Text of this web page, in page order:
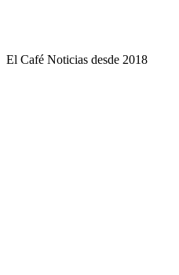
El Café Noticias desde 2018